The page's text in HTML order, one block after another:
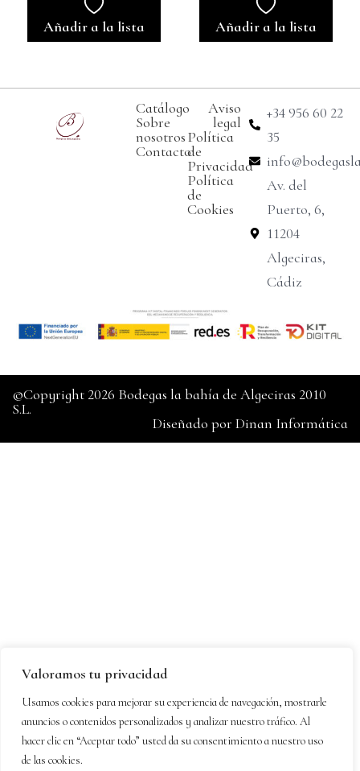
Valoramos tu privacidad
Usamos cookies para mejorar su experiencia de navegación, mostrarle
anuncios o contenidos personalizados y analizar nuestro tráfico. Al
hacer clic en “Aceptar todo” usted da su consentimiento a nuestro uso
de las cookies.
Añadir a la lista Añadir a la lista
Catálogo
Sobre
nosotros
Contacto
Aviso
legal
Política
de
Privacidad
Política
de
Cookies
+34 956 60 22
35
Av. del
Puerto, 6,
11204
Algeciras,
Cádiz
©Copyright 2026 Bodegas la bahía de Algeciras 2010
S.L.
Diseñado por Dinan Informática